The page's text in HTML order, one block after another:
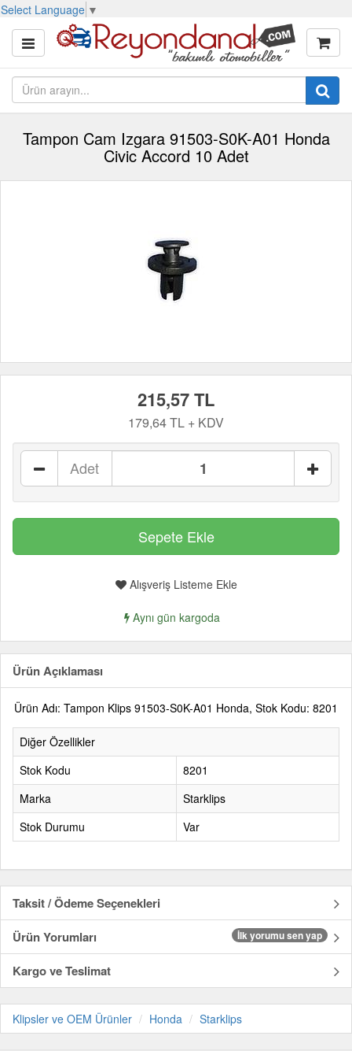
Select Language ▼
Tampon Cam Izgara 91503-S0K-A01 Honda
Civic Accord 10 Adet
215,57 TL
179,64 TL + KDV
Adet
Alışveriş Listeme Ekle
Aynı gün kargoda
Ürün Açıklaması
Ürün Adı: Tampon Klips 91503-S0K-A01 Honda, Stok Kodu: 8201
Diğer Özellikler
Stok Kodu
8201
Marka
Starklips
Stok Durumu
Var
Taksit / Ödeme Seçenekleri
Ürün Yorumları
İlk yorumu sen yap
Kargo ve Teslimat
Klipsler ve OEM Ürünler Honda Starklips